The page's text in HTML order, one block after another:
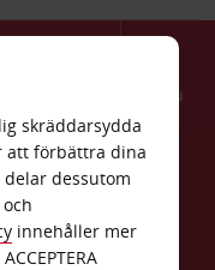
Menu
skräddarsydda
att förbättra dina
dessutom
innehåller mer